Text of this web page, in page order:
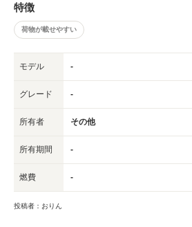
特徴
荷物が載せやすい
モデル -
グレード -
所有者 その他
所有期間 -
燃費 -
投稿者：おりん